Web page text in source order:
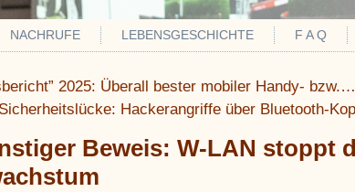
NACHRUFE LEBENSGESCHICHTE F A Q
2025: Überall bester mobiler Handy- bzw.…
Sicherheitslücke: Hackerangriffe über Bluetooth-
Beweis: W-LAN stoppt